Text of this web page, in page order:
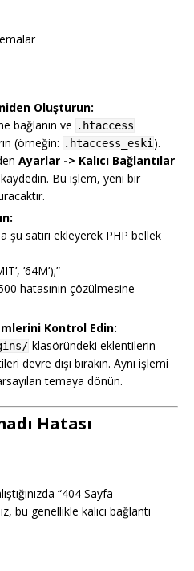
Oluşturun:
bağlanın ve .htaccess
(örneğin: .htaccess_eski ).
Ayarlar -> Kalıcı Bağlantılar
Bu işlem, yeni bir
şu satırı ekleyerek PHP bellek
’64M’);”
hatasının çözülmesine
Kontrol Edin:
klasöründeki eklentilerin
devre dışı bırakın. Aynı işlemi
temaya dönün.
Hatası
“404 Sayfa
bu genellikle kalıcı bağlantı